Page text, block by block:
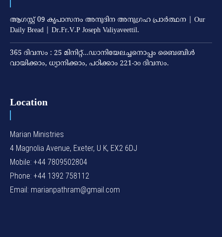
ആഗസ്റ്റ് 09 കൃപാസനം അനുദിന അനുഗ്രഹ പ്രാർത്ഥന | Our
Daily Bread | Dr.Fr.V.P Joseph Valiyaveettil.
365 ദിവസം : 25 മിനിറ്റ്…ഡാനിയേലച്ചനൊപ്പം ബൈബിൾ
വായിക്കാം, ധ്യാനിക്കാം, പഠിക്കാം 221-ാo ദിവസം.
Location
Marian Ministries
4 Magnolia Avenue, Exeter, U K, EX2 6DJ
Mobile: +44 7809502804
Phone: +44 1392 758112
Email: marianpathram@gmail.com